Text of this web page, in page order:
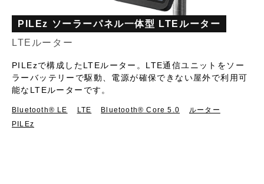
PILEz ソーラーパネル一体型 LTEルーター
LTEルーター
PILEzで構成したLTEルーター。LTE通信ユニットをソー
ラーバッテリーで駆動、電源が確保できない屋外で利用可
能なLTEルーターです。
Bluetooth®︎ LE LTE Bluetooth® Core 5.0
ルーター
PILEz